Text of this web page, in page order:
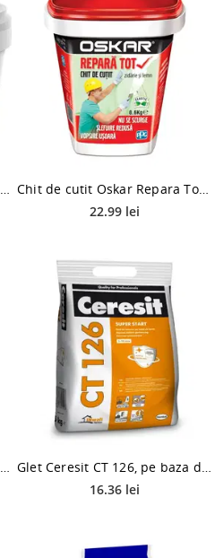
Chit universal de cutit, acrilic, Den Braven, interior, alb, 0.8 kg
Chit de cutit Oskar Repara Tot, interior/exterior, alb, 0.6 kg
22.99 lei
Glet Ceresit CT 127 pentru finisaje fine, pe baza de ciment, interior, 5 kg
Glet Ceresit CT 126, pe baza de ipsos, pentru interior, 5 kg
16.36 lei